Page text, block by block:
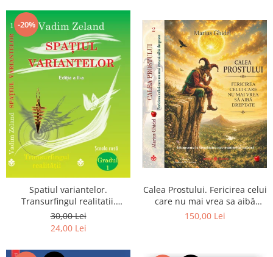
-20%
Spatiul variantelor.
Transurfingul realitatii.
Gradul 1. Cum sa ne
dezvoltam intuitia si sa ne
30,00 Lei
24,00 Lei
Calea Prostului. Fericirea celui
care nu mai vrea sa aibă
dreptate - Intoarcerea la
150,00 Lei